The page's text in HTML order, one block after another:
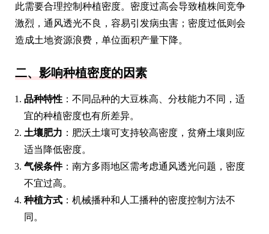
此需要合理控制种植密度。密度过高会导致植株间竞争
激烈，通风透光不良，容易引发病虫害；密度过低则会
造成土地资源浪费，单位面积产量下降。
二、影响种植密度的因素
品种特性 ：不同品种的大豆株高、分枝能力不同，适
宜的种植密度也有所差异。
土壤肥力 ：肥沃土壤可支持较高密度，贫瘠土壤则应
适当降低密度。
气候条件：南方多雨地区需考虑通风透光问题，密度
不宜过高。
种植方式 ：机械播种和人工播种的密度控制方法不
同。